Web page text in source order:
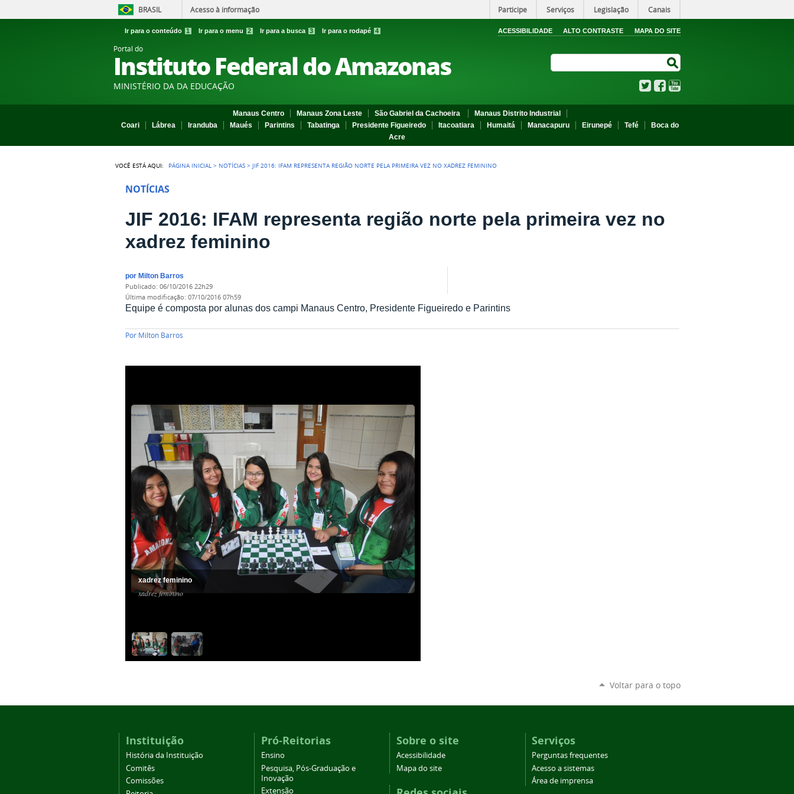
BRASIL Acesso à informação Participe Serviços Legislação Canais
Ir para o conteúdo 1 Ir para o menu 2 Ir para a busca 3 Ir para o rodapé 4 ACESSIBILIDADE ALTO CONTRASTE MAPA DO SITE
Portal do
Instituto Federal do Amazonas
MINISTÉRIO DA DA EDUCAÇÃO TwitterFacebook
Manaus Centro Manaus Zona Leste São Gabriel da Cachoeira
Manaus Distrito Industrial
Coari
Lábrea Iranduba Maués Parintins Tabatinga Presidente Figueiredo Itacoatiara Humaitá Manacapuru Eirunepé Tefé
Boca do
Acre
VOCÊ ESTÁ AQUI: PÁGINA INICIAL > NOTÍCIAS > JIF 2016: IFAM REPRESENTA REGIÃO NORTE PELA PRIMEIRA VEZ NO XADREZ FEMININO
NOTÍCIAS
JIF 2016: IFAM representa região norte pela primeira vez no
xadrez feminino
por Milton Barros
publicado: 06/10/2016 22h29
última modificação: 07/10/2016 07h59
Equipe é composta por alunas dos campi Manaus Centro, Presidente Figueiredo e Parintins
Por Milton Barros
xadrez feminino
xadrez feminino
Voltar para o topo
Instituição
História da Instituição
Comitês
Comissões
Pró-Reitorias
Ensino
Pesquisa, Pós-Graduação e
Inovação
Extensão
Sobre o site
Acessibilidade
Mapa do site
Serviços
Perguntas frequentes
Acesso a sistemas
Área de imprensa